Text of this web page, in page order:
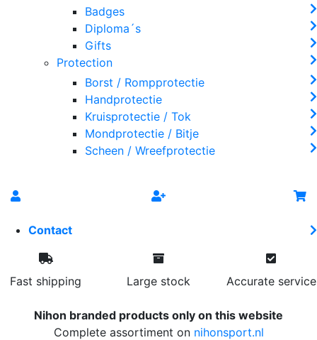
Badges
Diploma´s
Gifts
Protection
Borst / Rompprotectie
Handprotectie
Kruisprotectie / Tok
Mondprotectie / Bitje
Scheen / Wreefprotectie
Contact
Fast shipping Large stock Accurate service
Nihon branded products only on this website
Complete assortiment on nihonsport.nl